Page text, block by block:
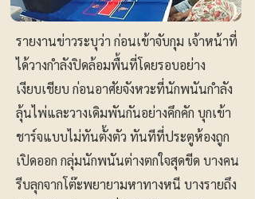
รายงานข่าวระบุว่า ก่อนเข้าจับกุม เจ้าหน้าที่
ได้วางกำลังปิดล้อมพื้นที่โดยรอบอย่าง
เงียบเชียบ ก่อนอาศัยจังหวะที่นักพนันกำลัง
ลุ้นไพ่และวางเดิมพันกันอย่างคึกคัก บุกเข้า
ชาร์จแบบไม่ทันตั้งตัว ทันทีที่ประตูห้องถูก
เปิดออก กลุ่มนักพนันต่างตกใจสุดขีด บางคน
รีบลุกจากโต๊ะพยายามหาทางหนี บางรายถึง